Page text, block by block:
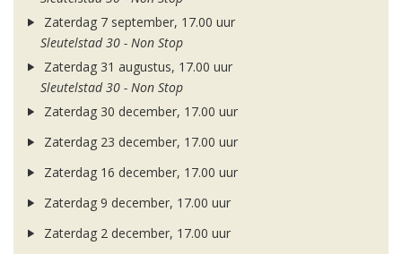
Zaterdag 7 september, 17.00 uur
Sleutelstad 30 - Non Stop
Zaterdag 31 augustus, 17.00 uur
Sleutelstad 30 - Non Stop
Zaterdag 30 december, 17.00 uur
Zaterdag 23 december, 17.00 uur
Zaterdag 16 december, 17.00 uur
Zaterdag 9 december, 17.00 uur
Zaterdag 2 december, 17.00 uur